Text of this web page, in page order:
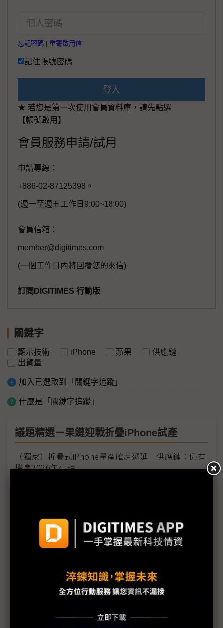
忘記密碼 重寄啟用信
記住帳號密碼
登入
★ 若您是第一次使用會員資料庫，請先點選
【帳號啟用】
會員服務申請/試用
申請專線：
+886-02-87125398。
(週一至週五工作日9:00~18:00)
會員信箱：
member@digitimes.com
(一個工作日內將回覆您的來信)
訂閱DIGITIMES 行動版
關鍵字
顯示技術 iPhone 蘋果
供應鏈
出貨量
加入已選取到「關鍵字追蹤」
什麼是「關鍵字追蹤」
議題精選－果鏈迎戰折疊iPhone試產
（獨家）折疊式iPhone量產確定遞延 供應鏈：仍有
機會2026年亮相
SDC拿下蘋果3年折疊面板獨供協議 首批面板300萬
片遠低預期
備戰蘋果折疊iPhone SDC斥資逾3,000億韓元補強
蘋果折疊iPhone生產狀況說法不一 9月發表日程受
工程技術遇挑戰 蘋果折疊iPhone出貨恐延期